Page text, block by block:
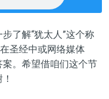
了解“犹太人”这个称
圣经中或网络媒体
案。希望借咱们这个节